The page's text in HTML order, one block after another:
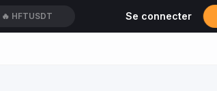
🔥 HFTUSDT Se connecter